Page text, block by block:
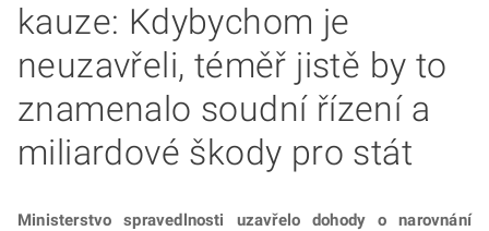
kauze: Kdybychom je
neuzavřeli, téměř jistě by to
znamenalo soudní řízení a
miliardové škody pro stát
Ministerstvo spravedlnosti uzavřelo dohody o narovnání